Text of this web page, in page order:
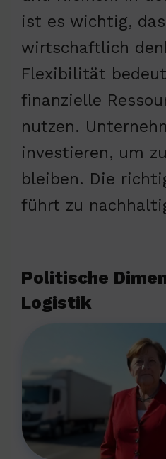
ist es wichtig,
wirtschaftlich
Flexibilität
finanzielle
nutzen.
investieren, um
bleiben. Die
führt zu
Politische
Logistik